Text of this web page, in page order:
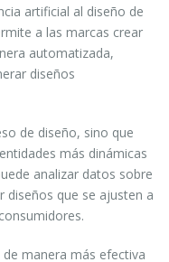
artificial al diseño de
a las marcas crear
automatizada,
diseños
de diseño, sino que
más dinámicas
analizar datos sobre
diseños que se ajusten a
manera más efectiva